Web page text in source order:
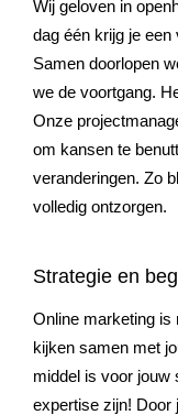
Wij geloven in
dag één krijg je een
Samen doorlopen
we de voortgang.
Onze
om kansen te
veranderingen. Zo
volledig ontzorgen.
Strategie en
Online marketing is
kijken samen met
middel is voor jouw
expertise zijn! Door